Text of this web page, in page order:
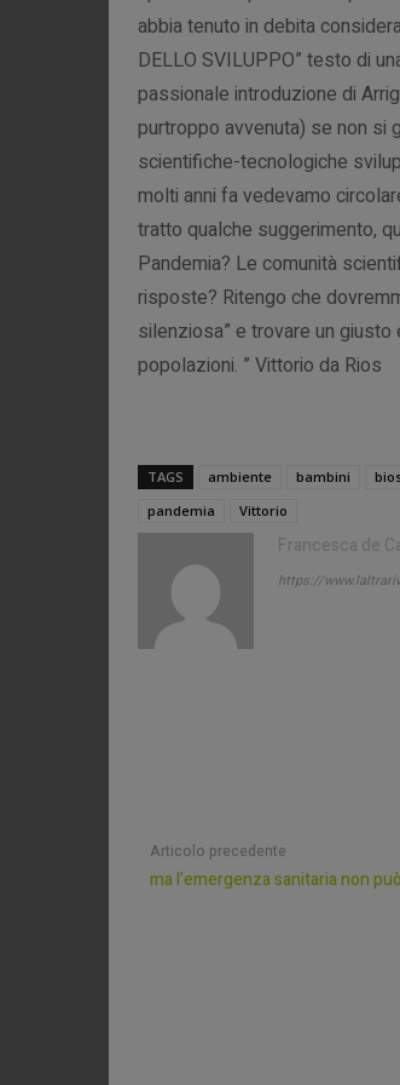
abbia tenuto in debita
DELLO SVILUPPO” testo di
passionale introduzione di
purtroppo avvenuta) se non si
scientifiche-tecnologiche
molti anni fa vedevamo
tratto qualche suggerimento,
Pandemia? Le comunità
risposte? Ritengo che
silenziosa” e trovare un
popolazioni. ” Vittorio da Rios
TAGS ambiente bambini
pandemia
Vittorio
Francesca de
https://
Articolo precedente
ma l’emergenza sanitaria non